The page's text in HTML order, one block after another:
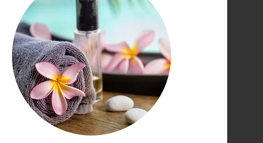
منزلية
بالرياض
|
ستار
سبا
–
أفضل
مساج